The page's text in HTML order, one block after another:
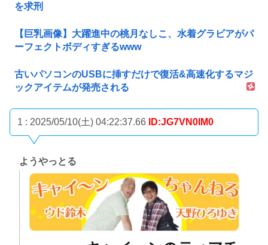
を求刑
【巨乳画像】大躍進中の桃月なしこ、水着グラビアがパ
ーフェクトボディすぎるwww
古いパソコンのUSBに挿すだけで復活&高速化するマジ
ックアイテムが発売される
1 : 2025/05/10(土) 04:22:37.66 ID:JG7VN0IM0
ようやっとる